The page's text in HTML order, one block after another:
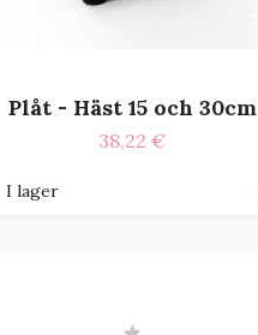
Plåt - Häst 15 och 30cm
38,22 €
I lager